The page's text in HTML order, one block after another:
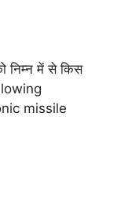
निम्न में से किस
missile